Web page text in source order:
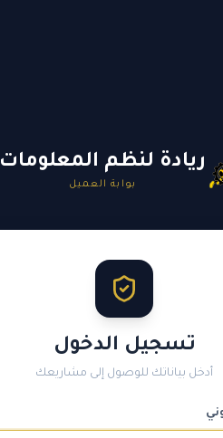
ريادة لنظم المعلومات
بوابة العميل
تسجيل الدخول
أدخل بياناتك للوصول إلى مشاريعك